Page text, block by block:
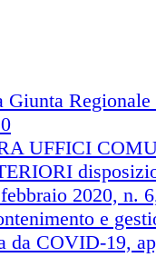
Giunta
UFFICI
2020, n.
e
da COVID-19,